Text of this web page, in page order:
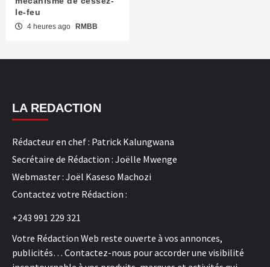
le-feu
4 heures ago RMBB
LA REDACTION
Rédacteur en chef : Patrick Kalungwana
Secrétaire de Rédaction : Joëlle Mwenge
Webmaster : Joël Kaseso Machozi
Contactez votre Rédaction :
+243 991 229 321
Votre Rédaction Web reste ouverte à vos annonces,
publicités… Contactez-nous pour accorder une visibilité